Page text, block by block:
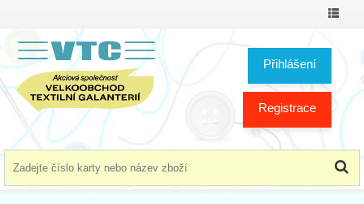
Přihlášení
Registrace